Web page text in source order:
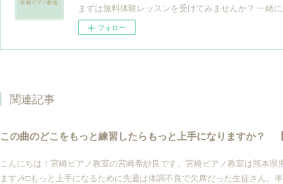
まずは無料体験レッスンを受けてみませんか？ 一緒
フォロー
関連記事
この曲のどこをもっと練習したらもっと上手になりますか？
こんにちは！宮崎ピアノ教室の宮崎希紗良です。宮崎ピアノ教室は熊本
ます🎶□もっと上手になるために先週は体調不良で欠席だった生徒さん。